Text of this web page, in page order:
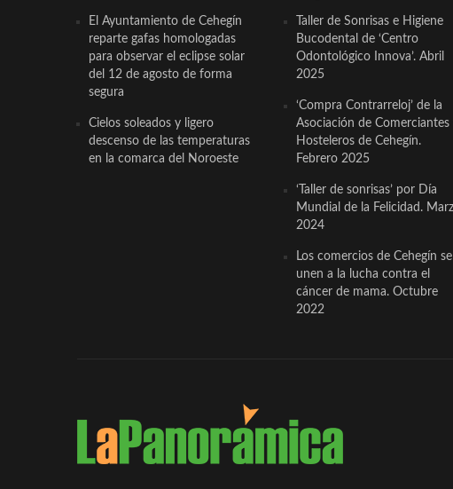
El Ayuntamiento de Cehegín
reparte gafas homologadas
para observar el eclipse solar
del 12 de agosto de forma
segura
Cielos soleados y ligero
descenso de las temperaturas
en la comarca del Noroeste
Taller de Sonrisas e Higiene
Bucodental de ‘Centro
Odontológico Innova’. Abril
2025
‘Compra Contrarreloj’ de la
Asociación de Comerciantes
Hosteleros de Cehegín.
Febrero 2025
‘Taller de sonrisas’ por Día
Mundial de la Felicidad.
2024
Los comercios de Cehegín se
unen a la lucha contra el
cáncer de mama. Octubre
2022